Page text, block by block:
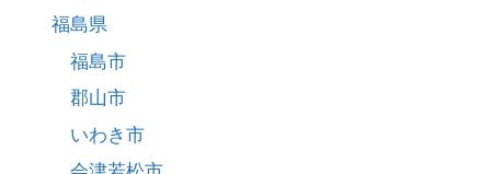
福島県
福島市
郡山市
いわき市